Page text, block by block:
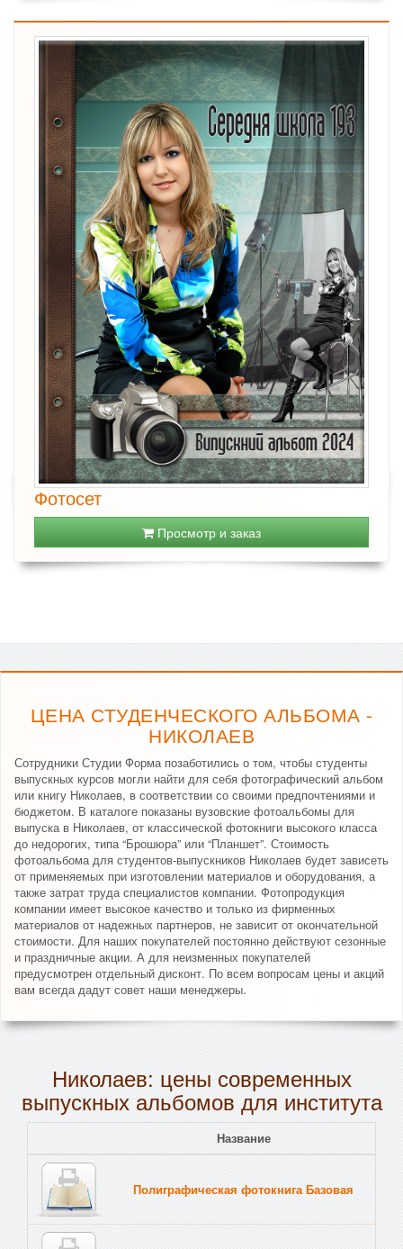
Фотосет
Просмотр и заказ
ЦЕНА СТУДЕНЧЕСКОГО АЛЬБОМА -
НИКОЛАЕВ
Сотрудники Студии Форма позаботились о том, чтобы студенты
выпускных курсов могли найти для себя фотографический альбом
или книгу Николаев, в соответствии со своими предпочтениями и
бюджетом. В каталоге показаны вузовские фотоальбомы для
выпуска в Николаев, от классической фотокниги высокого класса
до недорогих, типа “Брошюра” или “Планшет”. Стоимость
фотоальбома для студентов-выпускников Николаев будет зависеть
от применяемых при изготовлении материалов и оборудования, а
также затрат труда специалистов компании. Фотопродукция
компании имеет высокое качество и только из фирменных
материалов от надежных партнеров, не зависит от окончательной
стоимости. Для наших покупателей постоянно действуют сезонные
и праздничные акции. А для неизменных покупателей
предусмотрен отдельный дисконт. По всем вопросам цены и акций
вам всегда дадут совет наши менеджеры.
Николаев: цены современных
выпускных альбомов для института
Название
Полиграфическая фотокнига Базовая